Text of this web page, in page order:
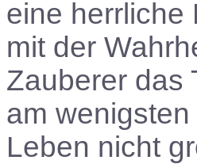
eine herrliche
mit der
Zauberer das
am
Leben nicht